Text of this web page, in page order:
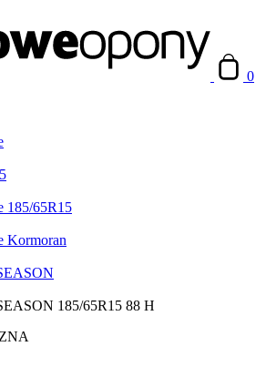
0
185/65R15
Kormoran
185/65R15 88 H